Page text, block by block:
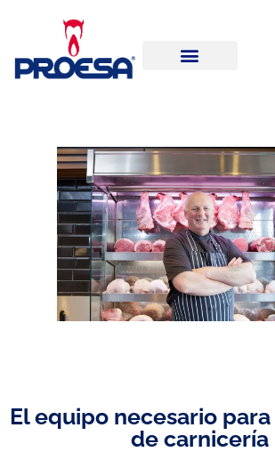
El equipo necesario
de carnicería